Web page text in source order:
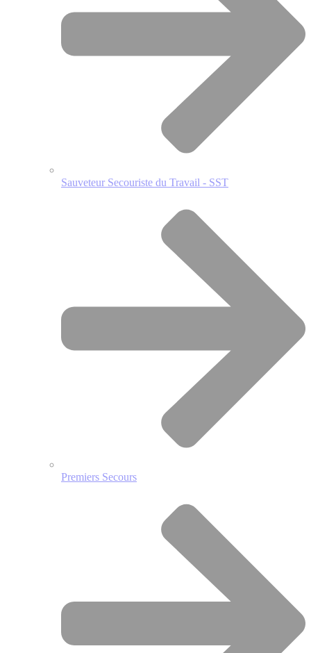
Sauveteur Secouriste du Travail - SST
Premiers Secours